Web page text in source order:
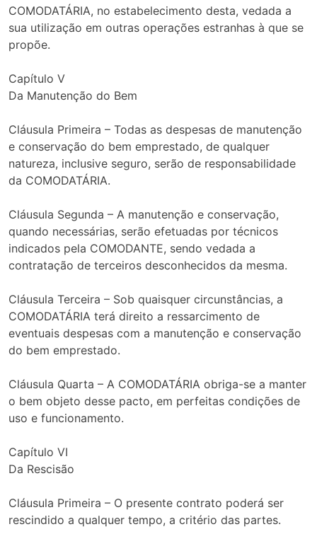
COMODATÁRIA, no estabelecimento desta, vedada a
sua utilização em outras operações estranhas à que se
propõe.
Capítulo V
Da Manutenção do Bem
Cláusula Primeira – Todas as despesas de manutenção
e conservação do bem emprestado, de qualquer
natureza, inclusive seguro, serão de responsabilidade
da COMODATÁRIA.
Cláusula Segunda – A manutenção e conservação,
quando necessárias, serão efetuadas por técnicos
indicados pela COMODANTE, sendo vedada a
contratação de terceiros desconhecidos da mesma.
Cláusula Terceira – Sob quaisquer circunstâncias, a
COMODATÁRIA terá direito a ressarcimento de
eventuais despesas com a manutenção e conservação
do bem emprestado.
Cláusula Quarta – A COMODATÁRIA obriga-se a manter
o bem objeto desse pacto, em perfeitas condições de
uso e funcionamento.
Capítulo VI
Da Rescisão
Cláusula Primeira – O presente contrato poderá ser
rescindido a qualquer tempo, a critério das partes.